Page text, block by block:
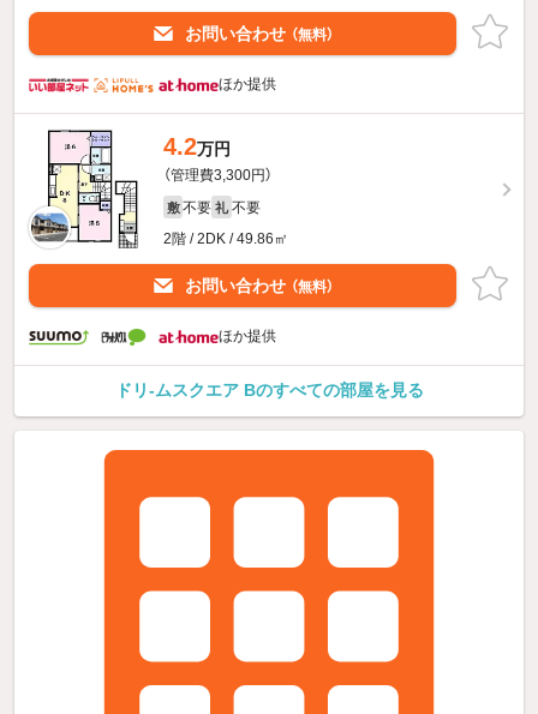
お問い合わせ （無料）
ほか提供
4.2万円
（管理費3,300円）
敷 不要 礼 不要
2階 / 2DK / 49.86㎡
お問い合わせ （無料）
ほか提供
ドリ-ムスクエア Bのすべての部屋を見る